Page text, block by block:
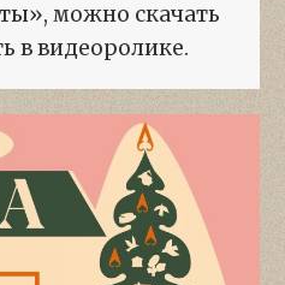
можно скачать
в видеоролике.